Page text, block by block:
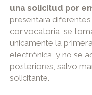
una solicitud por
presentara
convocatoria, se
únicamente la
electrónica, y no se
posteriores, salvo
solicitante.